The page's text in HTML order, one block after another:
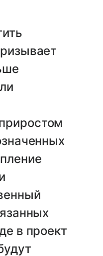
в проект